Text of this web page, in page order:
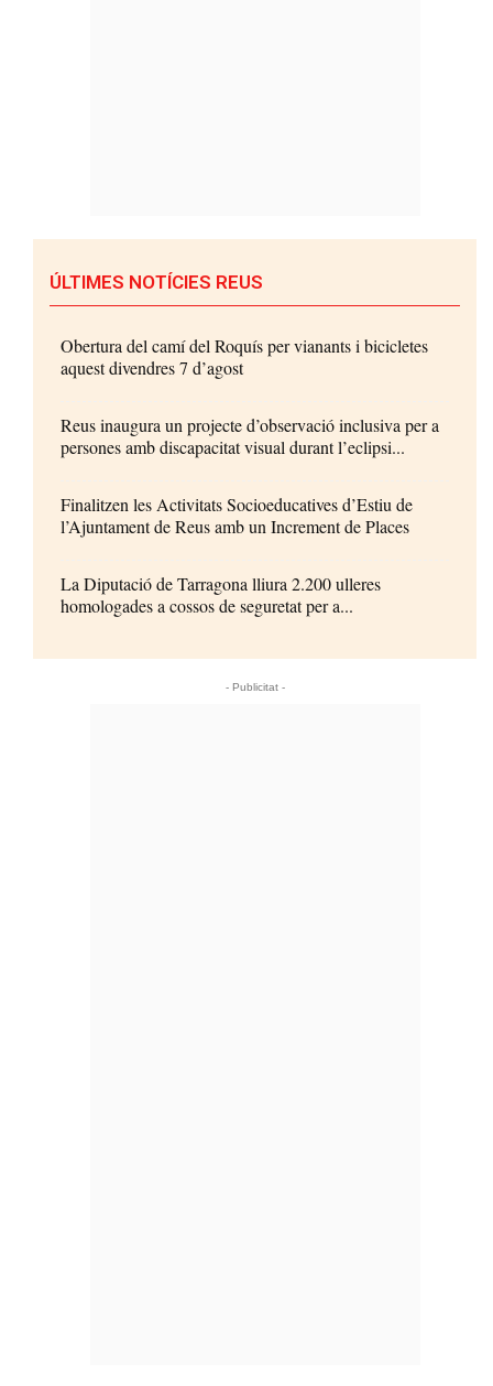
ÚLTIMES NOTÍCIES REUS
Obertura del camí del Roquís per vianants i bicicletes
aquest divendres 7 d’agost
Reus inaugura un projecte d’observació inclusiva per a
persones amb discapacitat visual durant l’eclipsi...
Finalitzen les Activitats Socioeducatives d’Estiu de
l’Ajuntament de Reus amb un Increment de Places
La Diputació de Tarragona lliura 2.200 ulleres
homologades a cossos de seguretat per a...
- Publicitat -